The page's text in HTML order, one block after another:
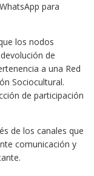
para
los nodos
de
a una Red
Sociocultural.
de participación
de los canales que
comunicación y